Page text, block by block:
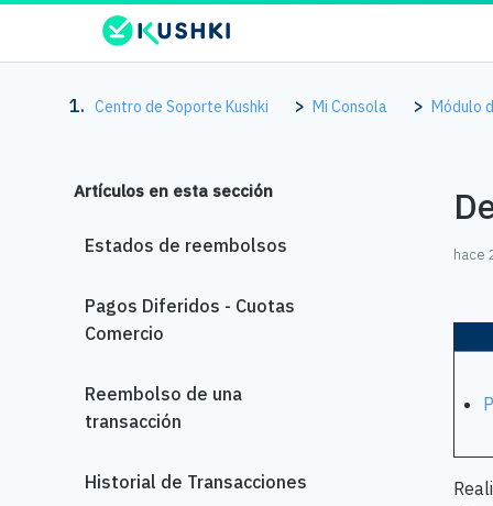
Centro de Soporte Kushki Mi Consola Módulo
Artículos en esta sección
Estados de reembolsos
Pagos Diferidos - Cuotas
Comercio
Reembolso de una
transacción
Historial de Transacciones
hace